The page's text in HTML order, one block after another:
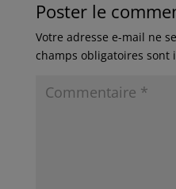
Poster le
Votre adresse e-mail ne
champs obligatoires sont